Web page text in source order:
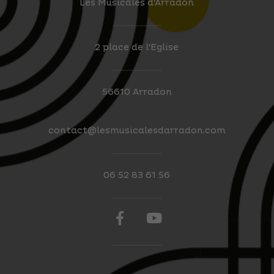
Les Musicales d'Arradon
2 place de l'Eglise
56610 Arradon
contact@lesmusicalesdarradon.com
06 52 83 61 56